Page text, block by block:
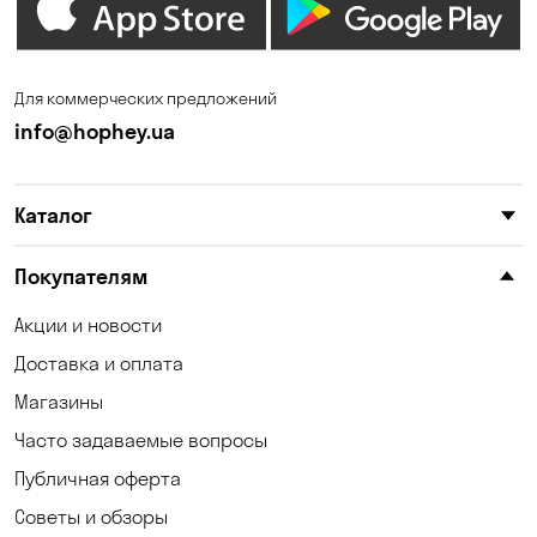
Ирпень Калиновка
Карнауховка
Котовка
Кременчуг
Кривуши
Кушугум
Лесники
Для коммерческих предложений
info@hophey.ua
Каталог
Покупателям
Акции и новости
Доставка и оплата
Магазины
Часто задаваемые вопросы
Публичная оферта
Советы и обзоры